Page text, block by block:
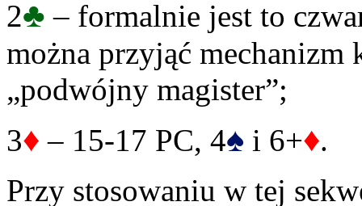
2♣ – formalnie jest to
można przyjąć mechanizm
„podwójny magister”;
3♦ – 15-17 PC, 4♠ i 6+♦.
Przy stosowaniu w tej